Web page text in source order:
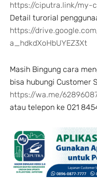
https://ciputra.link/my-
Detail turorial
https://
a_hdkdXoHbUYEZ3Xt
Masih Bingung cara
bisa hubungi Customer
https://wa.me/
atau telepon ke 021